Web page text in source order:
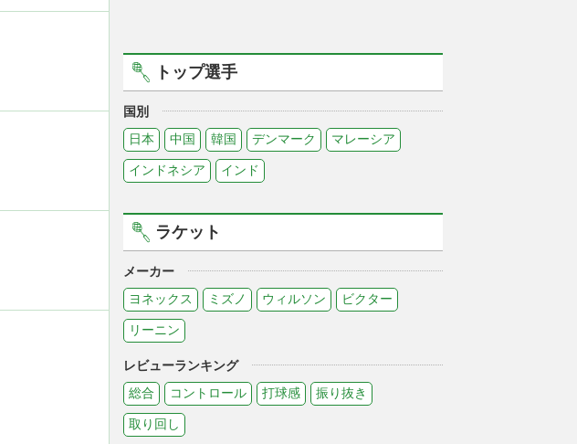
トップ選手
国別
日本
中国 韓国 デンマーク マレーシア
インドネシア インド
ラケット
メーカー
ヨネックス
ミズノ ウィルソン ビクター
リーニン
レビューランキング
総合
コントロール 打球感 振り抜き
取り回し